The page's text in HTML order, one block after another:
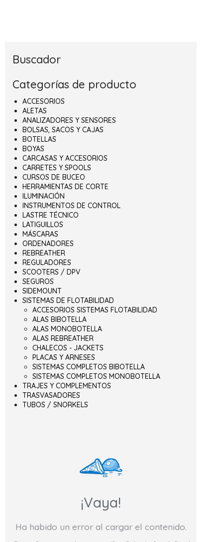
Buscador
Categorías de producto
ACCESORIOS
ALETAS
ANALIZADORES Y SENSORES
BOLSAS, SACOS Y CAJAS
BOTELLAS
BOYAS
CARCASAS Y ACCESORIOS
CARRETES Y SPOOLS
CURSOS DE BUCEO
HERRAMIENTAS DE CORTE
ILUMINACIÓN
INSTRUMENTOS DE CONTROL
LASTRE TÉCNICO
LATIGUILLOS
MÁSCARAS
ORDENADORES
REBREATHER
REGULADORES
SCOOTERS / DPV
SEGUROS
SIDEMOUNT
SISTEMAS DE FLOTABILIDAD
ACCESORIOS SISTEMAS FLOTABILIDAD
ALAS BIBOTELLA
ALAS MONOBOTELLA
ALAS REBREATHER
CHALECOS - JACKETS
PLACAS Y ARNESES
SISTEMAS COMPLETOS BIBOTELLA
SISTEMAS COMPLETOS MONOBOTELLA
TRAJES Y COMPLEMENTOS
TRASVASADORES
TUBOS / SNORKELS
¡Vaya!
Ha habido un error al cargar el contenido.